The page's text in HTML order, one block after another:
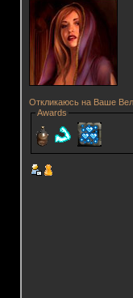
Откликаюсь на Ваше
Awards